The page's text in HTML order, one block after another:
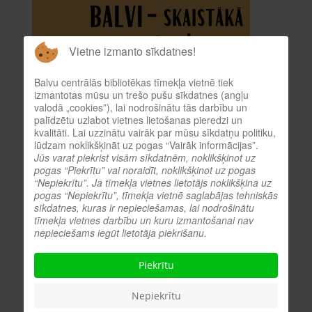
Vietne izmanto sīkdatnes!
Balvu centrālās bibliotēkas tīmekļa vietnē tiek
izmantotas mūsu un trešo pušu sīkdatnes (angļu
valodā „cookies”), lai nodrošinātu tās darbību un
palīdzētu uzlabot vietnes lietošanas pieredzi un
kvalitāti. Lai uzzinātu vairāk par mūsu sīkdatņu politiku,
lūdzam noklikšķināt uz pogas “Vairāk informācijas”.
Jūs varat piekrist visām sīkdatnēm, noklikšķinot uz
pogas “Piekrītu” vai noraidīt, noklikšķinot uz pogas
“Nepiekrītu”. Ja tīmekļa vietnes lietotājs noklikšķina uz
pogas “Nepiekrītu”, tīmekļa vietnē saglabājas tehniskās
sīkdatnes, kuras ir nepieciešamas, lai nodrošinātu
tīmekļa vietnes darbību un kuru izmantošanai nav
nepieciešams iegūt lietotāja piekrišanu.
Piekrītu
Nepiekrītu